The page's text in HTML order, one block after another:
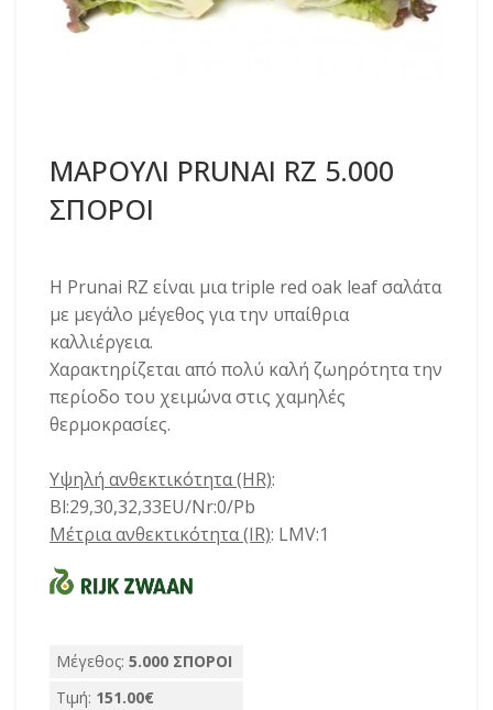
ΜΑΡΟΥΛΙ PRUNAI RZ 5.000
ΣΠΟΡΟΙ
Η Prunai RZ είναι μια triple red oak leaf σαλάτα
με μεγάλο μέγεθος για την υπαίθρια
καλλιέργεια.
Χαρακτηρίζεται από πολύ καλή ζωηρότητα την
περίοδο του χειμώνα στις χαμηλές
θερμοκρασίες.
Υψηλή ανθεκτικότητα (HR):
Bl:29,30,32,33EU/Nr:0/Pb
Μέτρια ανθεκτικότητα (IR): LMV:1
Μέγεθος: 5.000 ΣΠΟΡΟΙ
Τιμή: 151.00€